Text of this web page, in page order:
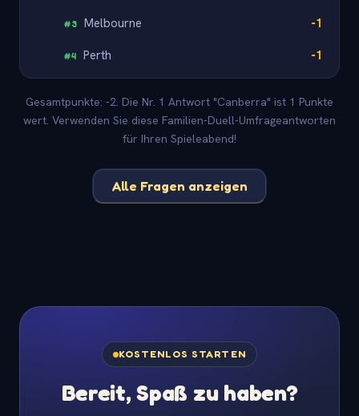
#3 Melbourne -1
#4 Perth -1
Gesamtpunkte: -2. Die Nr. 1 Antwort "Canberra" ist 1 Punkte
wert. Verwenden Sie diese Familien-Duell-Umfrageantworten
für Ihren Spieleabend!
Alle Fragen anzeigen
KOSTENLOS STARTEN
Bereit, Spaß zu haben?